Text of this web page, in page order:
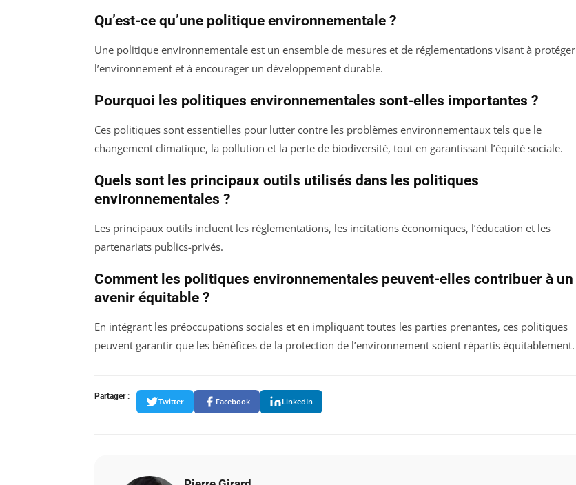
Qu’est-ce qu’une politique environnementale ?
Une politique environnementale est un ensemble de mesures et de réglementations visant à protéger
l’environnement et à encourager un développement durable.
Pourquoi les politiques environnementales sont-elles importantes ?
Ces politiques sont essentielles pour lutter contre les problèmes environnementaux tels que le
changement climatique, la pollution et la perte de biodiversité, tout en garantissant l’équité sociale.
Quels sont les principaux outils utilisés dans les politiques
environnementales ?
Les principaux outils incluent les réglementations, les incitations économiques, l’éducation et les
partenariats publics-privés.
Comment les politiques environnementales peuvent-elles contribuer à un
avenir équitable ?
En intégrant les préoccupations sociales et en impliquant toutes les parties prenantes, ces politiques
peuvent garantir que les bénéfices de la protection de l’environnement soient répartis équitablement.
Partager :
Twitter Facebook LinkedIn